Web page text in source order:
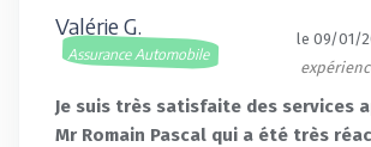
Valérie G.
Assurance Automobile
le 09/01/
Je suis très satisfaite des services
Mr Romain Pascal qui a été très